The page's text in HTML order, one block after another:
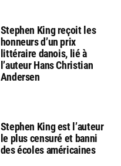
Stephen King reçoit les
honneurs d’un prix
littéraire danois, lié à
l’auteur Hans Christian
Andersen
Stephen King est l’auteur
le plus censuré et banni
des écoles américaines